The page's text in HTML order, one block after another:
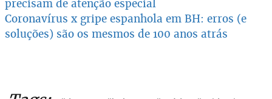
precisam de atenção especial
Coronavírus x gripe espanhola em BH: erros (e
soluções) são os mesmos de 100 anos atrás